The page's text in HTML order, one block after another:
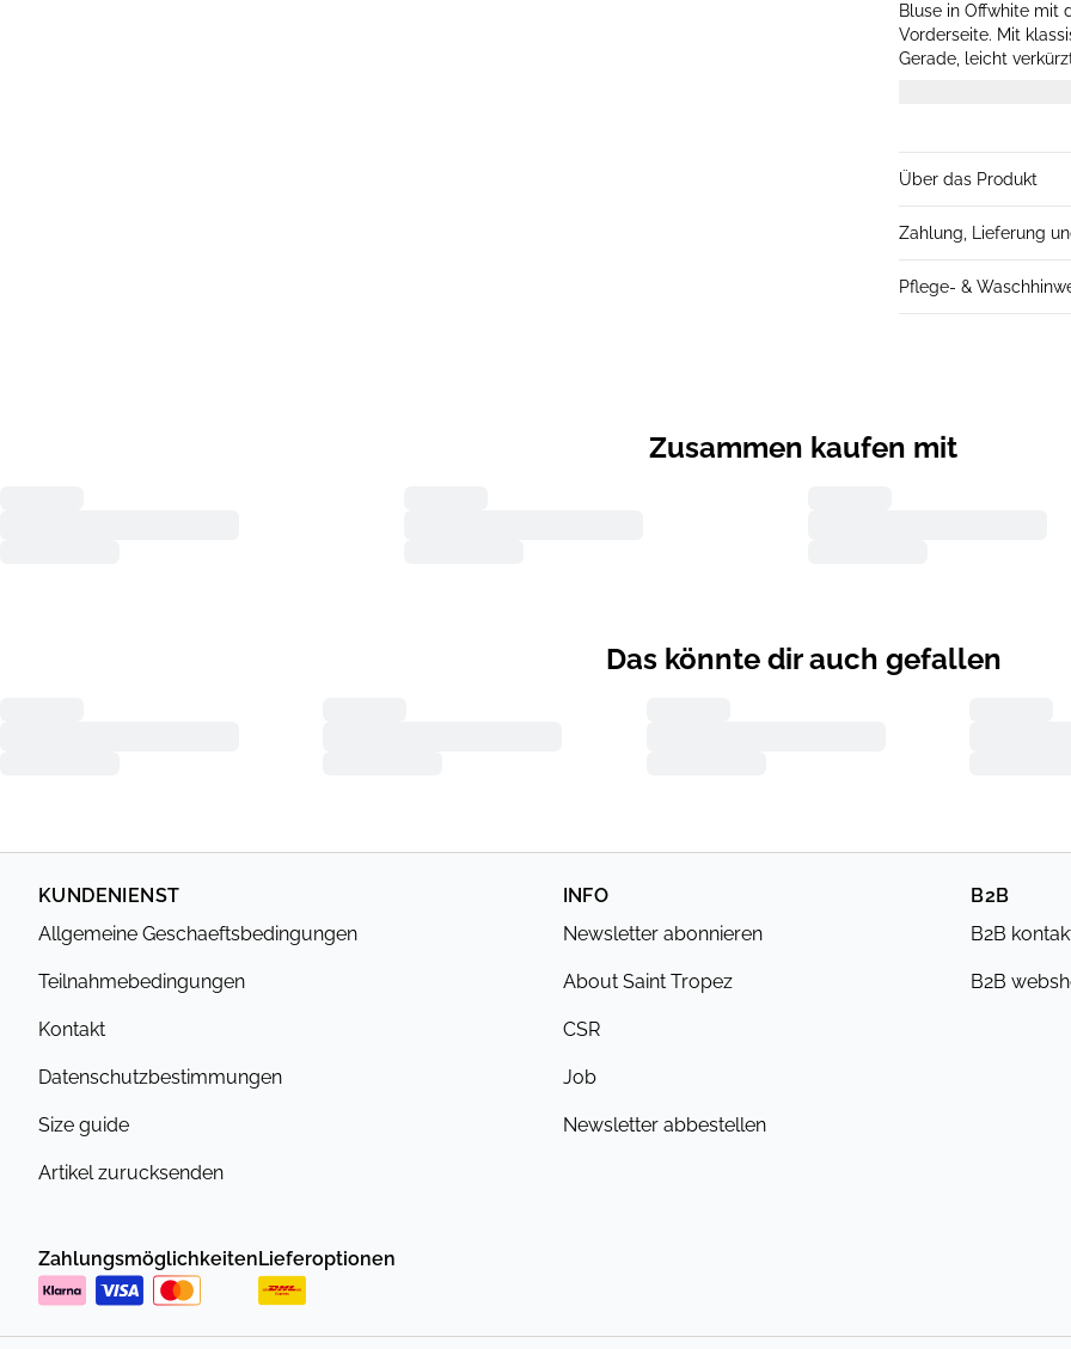
Bluse in Offwhite mit
Vorderseite. Mit
Gerade, leicht
Über das Produkt
Zahlung, Lieferung
Pflege- &
Zusammen kaufen mit
Das könnte dir auch gefallen
KUNDENIENST
Allgemeine Geschaeftsbedingungen
Teilnahmebedingungen
Kontakt
Datenschutzbestimmungen
Size guide
Artikel zurucksenden
INFO
Newsletter abonnieren
About Saint Tropez
CSR
Job
Newsletter abbestellen
B2B
B2B
B2B
ZahlungsmöglichkeitenLieferoptionen